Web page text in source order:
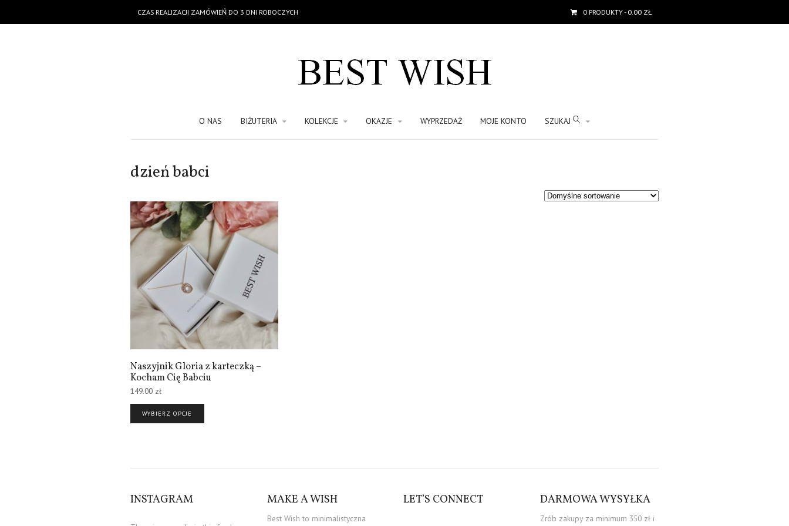
CZAS REALIZACJI ZAMÓWIEŃ DO 3 DNI ROBOCZYCH 0 PRODUKTY- 0.00 ZŁ
O NAS BIŻUTERIA KOLEKCJE OKAZJE WYPRZEDAŻ MOJE KONTO SZUKAJ
dzień babci
Naszyjnik Gloria z karteczką –
Kocham Cię Babciu
149.00 zł
WYBIERZ OPCJE
INSTAGRAM MAKE A WISH
Best Wish to minimalistyczna
LET’S CONNECT DARMOWA WYSYŁKA
Zrób zakupy za minimum 350 zł i